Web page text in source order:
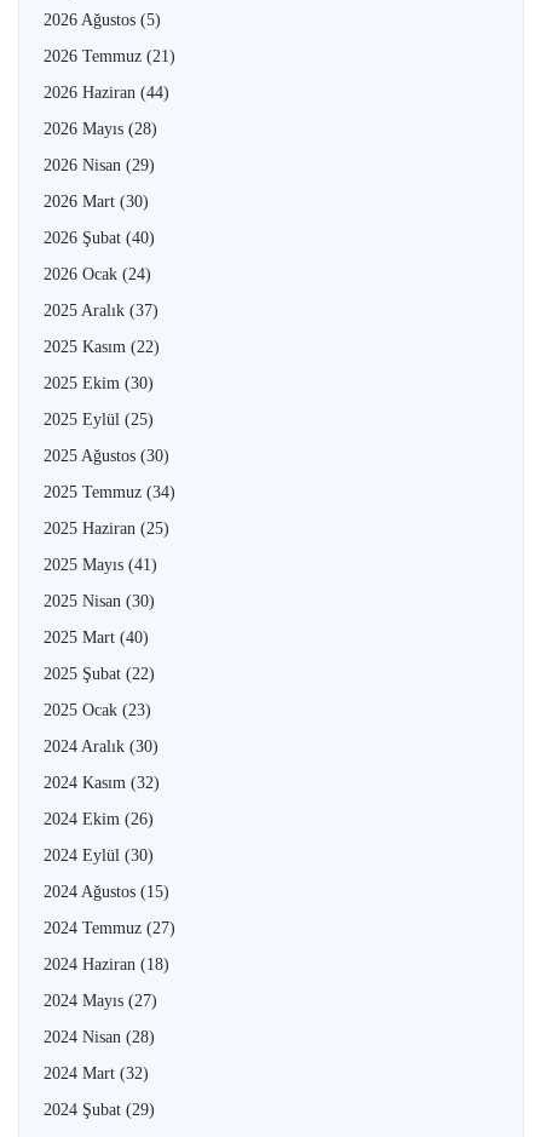
2026 Ağustos (5)
2026 Temmuz (21)
2026 Haziran (44)
2026 Mayıs (28)
2026 Nisan (29)
2026 Mart (30)
2026 Şubat (40)
2026 Ocak (24)
2025 Aralık (37)
2025 Kasım (22)
2025 Ekim (30)
2025 Eylül (25)
2025 Ağustos (30)
2025 Temmuz (34)
2025 Haziran (25)
2025 Mayıs (41)
2025 Nisan (30)
2025 Mart (40)
2025 Şubat (22)
2025 Ocak (23)
2024 Aralık (30)
2024 Kasım (32)
2024 Ekim (26)
2024 Eylül (30)
2024 Ağustos (15)
2024 Temmuz (27)
2024 Haziran (18)
2024 Mayıs (27)
2024 Nisan (28)
2024 Mart (32)
2024 Şubat (29)